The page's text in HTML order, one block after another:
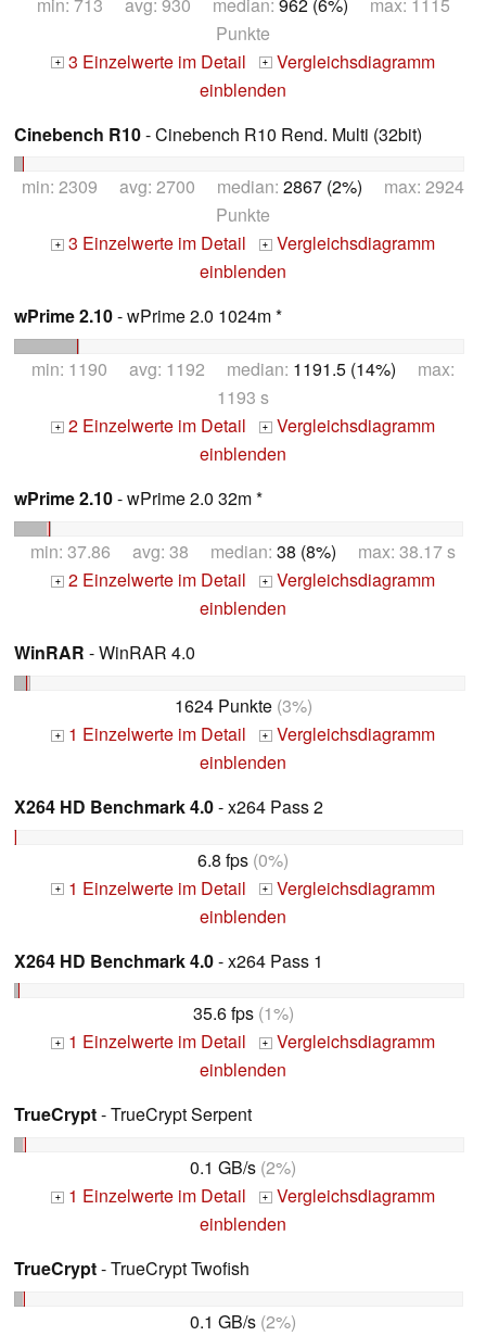
Punkte
+ 3 Einzelwerte im Detail + Vergleichsdiagramm
einblenden
Cinebench R10- Cinebench R10 Rend. Multi (32bit)
min: 2309 avg: 2700 median: 2867 (2%) max: 2924
Punkte
+ 3 Einzelwerte im Detail + Vergleichsdiagramm
einblenden
wPrime 2.10- wPrime 2.0 1024m *
min: 1190 avg: 1192 median: 1191.5 (14%) max:
1193 s
+ 2 Einzelwerte im Detail + Vergleichsdiagramm
einblenden
wPrime 2.10- wPrime 2.0 32m *
min: 37.86 avg: 38 median: 38 (8%) max: 38.17 s
+ 2 Einzelwerte im Detail + Vergleichsdiagramm
einblenden
WinRAR - WinRAR 4.0
1624 Punkte(3%)
+ 1 Einzelwerte im Detail + Vergleichsdiagramm
einblenden
X264 HD Benchmark 4.0- x264 Pass 2
6.8 fps (0%)
+ 1 Einzelwerte im Detail + Vergleichsdiagramm
einblenden
X264 HD Benchmark 4.0- x264 Pass 1
35.6 fps(1%)
+ 1 Einzelwerte im Detail + Vergleichsdiagramm
einblenden
TrueCrypt- TrueCrypt Serpent
0.1 GB/s (2%)
+ 1 Einzelwerte im Detail + Vergleichsdiagramm
einblenden
TrueCrypt- TrueCrypt Twofish
0.1 GB/s (2%)